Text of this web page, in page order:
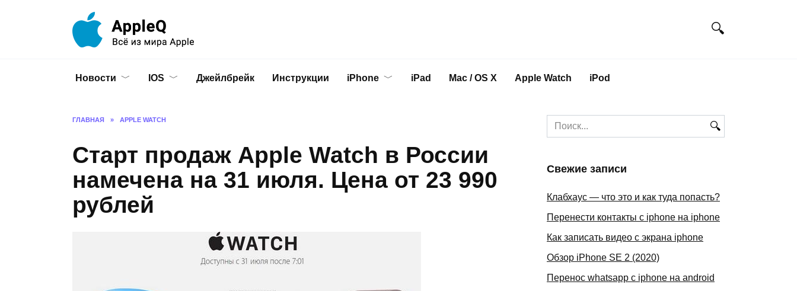
Новости IOS Джейлбрейк Инструкции iPhone iPad Mac / OS X Apple Watch iPod
ГЛАВНАЯ » APPLE WATCH
Старт продаж Apple Watch в России
намечена на 31 июля. Цена от 23 990
рублей
Search
for:
Свежие записи
Клабхаус — что это и как туда попасть?
Перенести контакты с iphone на iphone
Как записать видео с экрана iphone
Обзор iPhone SE 2 (2020)
Перенос whatsapp с iphone на android